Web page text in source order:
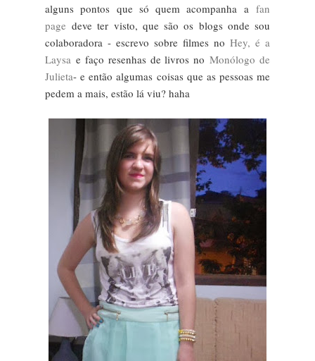
alguns pontos que só quem acompanha a fan
page deve ter visto, que são os blogs onde sou
colaboradora - escrevo sobre filmes no Hey, é a
Laysa e faço resenhas de livros noMonólogo de
Julieta- e então algumas coisas que as pessoas me
pedem a mais, estão lá viu? haha